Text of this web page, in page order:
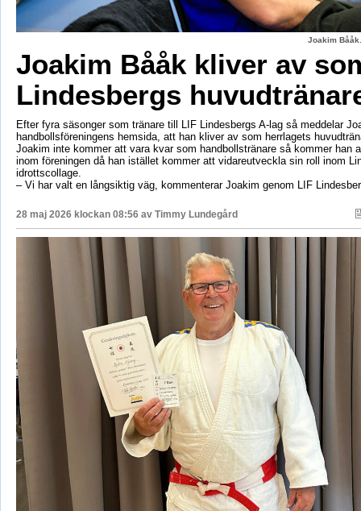
Joakim
Joakim Bååk kliver av
Lindesbergs
Efter fyra säsonger som tränare till LIF Lindesbergs A-lag så meddelar
handbollsföreningens hemsida, att han kliver av som herrlagets
Joakim inte kommer att vara kvar som handbollstränare så kommer han
inom föreningen då han istället kommer att vidareutveckla sin roll inom
idrottscollage.
– Vi har valt en långsiktig väg, kommenterar Joakim genom LIF
28 maj 2026 klockan 08:56 av Timmy Lundegård